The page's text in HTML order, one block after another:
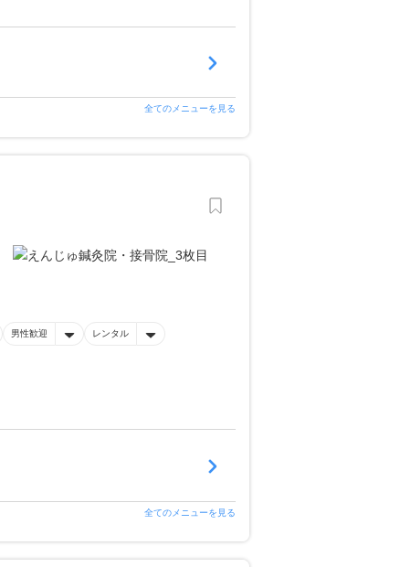
全てのメニューを見る
男性歓迎 レンタル
全てのメニューを見る